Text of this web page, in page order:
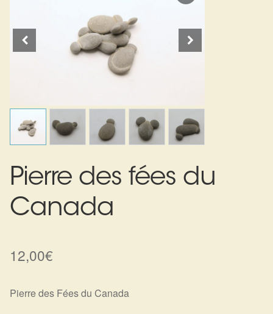
Nouveautés
Bracelets
Harmonisation
Harmonisation de l’être
Panier
Pierre des fées du
Canada
12,00€
Pierre des Fées du Canada